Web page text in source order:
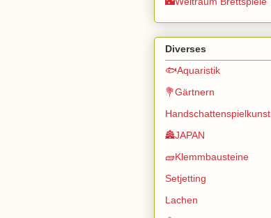
Diverses
🐟Aquaristik
💐Gärtnern
Handschattenspielkunst
🏯JAPAN
🧱Klemmbausteine
Setjetting
Lachen